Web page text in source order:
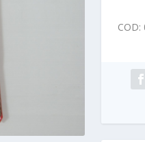
COD: